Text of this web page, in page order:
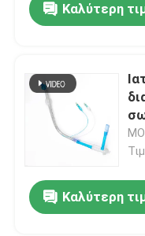
Καλύτερη
Καλύτερη